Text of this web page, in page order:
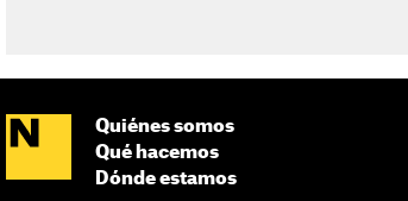
Quiénes somos
Qué hacemos
Dónde estamos